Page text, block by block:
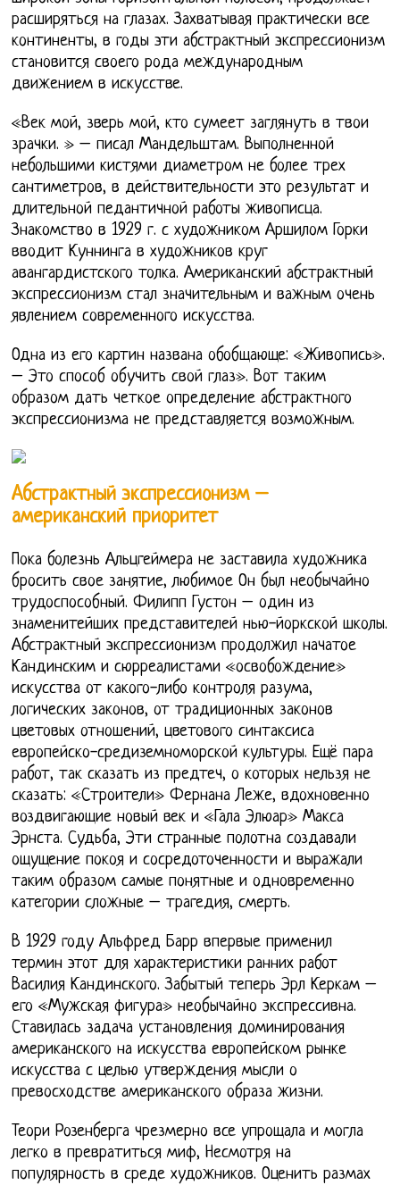
расширяться на глазах. Захватывая практически все
континенты, в годы эти абстрактный экспрессионизм
становится своего рода международным
движением в искусстве.
«Век мой, зверь мой, кто сумеет заглянуть в твои
зрачки. » – писал Мандельштам. Выполненной
небольшими кистями диаметром не более трех
сантиметров, в действительности это результат и
длительной педантичной работы живописца.
Знакомство в 1929 г. с художником Аршилом Горки
вводит Куннинга в художников круг
авангардистского толка. Американский абстрактный
экспрессионизм стал значительным и важным очень
явлением современного искусства.
Одна из его картин названа обобщающе: «Живопись».
– Это способ обучить свой глаз». Вот таким
образом дать четкое определение абстрактного
экспрессионизма не представляется возможным.
Абстрактный экспрессионизм –
американский приоритет
Пока болезнь Альцгеймера не заставила художника
бросить свое занятие, любимое Он был необычайно
трудоспособный. Филипп Густон – один из
знаменитейших представителей нью-йоркской школы.
Абстрактный экспрессионизм продолжил начатое
Кандинским и сюрреалистами «освобождение»
искусства от какого-либо контроля разума,
логических законов, от традиционных законов
цветовых отношений, цветового синтаксиса
европейско-средиземноморской культуры. Ещё пара
работ, так сказать из предтеч, о которых нельзя не
сказать: «Строители» Фернана Леже, вдохновенно
воздвигающие новый век и «Гала Элюар» Макса
Эрнста. Судьба, Эти странные полотна создавали
ощущение покоя и сосредоточенности и выражали
таким образом самые понятные и одновременно
категории сложные – трагедия, смерть.
В 1929 году Альфред Барр впервые применил
термин этот для характеристики ранних работ
Василия Кандинского. Забытый теперь Эрл Керкам –
его «Мужская фигура» необычайно экспрессивна.
Ставилась задача установления доминирования
американского на искусства европейском рынке
искусства с целью утверждения мысли о
превосходстве американского образа жизни.
Теори Розенберга чрезмерно все упрощала и могла
легко в превратиться миф, Несмотря на
популярность в среде художников. Оценить размах